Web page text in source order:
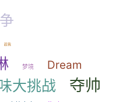
趁我
梦境 Dream
大挑战 夺帅